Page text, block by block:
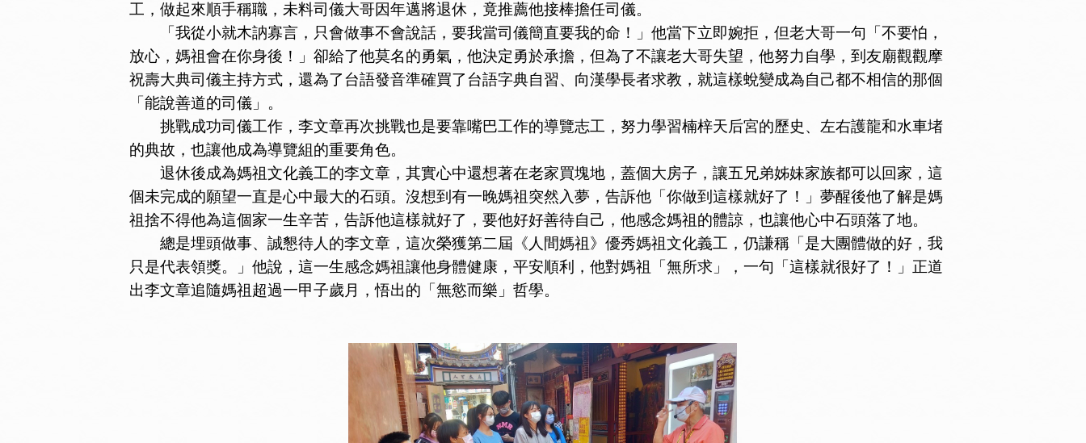
工，做起來順手稱職，未料司儀大哥因年邁將退休，竟推薦他接棒擔任司儀。
「我從小就木訥寡言，只會做事不會說話，要我當司儀簡直要我的命！」他當下立即婉拒，但老大哥一句「不要怕，
放心，媽祖會在你身後！」卻給了他莫名的勇氣，他決定勇於承擔，但為了不讓老大哥失望，他努力自學，到友廟觀觀摩
祝壽大典司儀主持方式，還為了台語發音準確買了台語字典自習、向漢學長者求教，就這樣蛻變成為自己都不相信的那個
「能說善道的司儀」。
挑戰成功司儀工作，李文章再次挑戰也是要靠嘴巴工作的導覽志工，努力學習楠梓天后宮的歷史、左右護龍和水車堵
的典故，也讓他成為導覽組的重要角色。
退休後成為媽祖文化義工的李文章，其實心中還想著在老家買塊地，蓋個大房子，讓五兄弟姊妹家族都可以回家，這
個未完成的願望一直是心中最大的石頭。沒想到有一晚媽祖突然入夢，告訴他「你做到這樣就好了！」夢醒後他了解是媽
祖捨不得他為這個家一生辛苦，告訴他這樣就好了，要他好好善待自己，他感念媽祖的體諒，也讓他心中石頭落了地。
總是埋頭做事、誠懇待人的李文章，這次榮獲第二屆《人間媽祖》優秀媽祖文化義工，仍謙稱「是大團體做的好，我
只是代表領獎。」他說，這一生感念媽祖讓他身體健康，平安順利，他對媽祖「無所求」，一句「這樣就很好了！」正道
出李文章追隨媽祖超過一甲子歲月，悟出的「無慾而樂」哲學。